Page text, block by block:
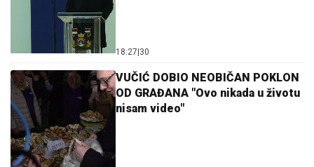
18:27 30
VUČIĆ DOBIO NEOBIČAN POKLON
OD GRAĐANA "Ovo nikada u životu
nisam video"